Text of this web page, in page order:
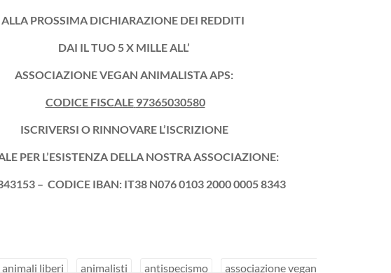
ALLA PROSSIMA DICHIARAZIONE DEI REDDITI
DAI IL TUO 5 X MILLE ALL’
ASSOCIAZIONE VEGAN ANIMALISTA APS:
CODICE FISCALE 97365030580
ISCRIVERSI O RINNOVARE L’ISCRIZIONE
PER L’ESISTENZA DELLA NOSTRA ASSOCIAZIONE:
– CODICE IBAN: IT38 N076 0103 2000 0005 8343
animali liberi animalisti antispecismo associazione vegan